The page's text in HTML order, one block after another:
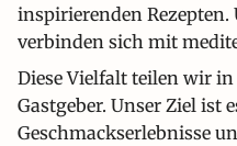
inspirierenden Rezepten.
verbinden sich mit
Diese Vielfalt teilen wir
Gastgeber. Unser Ziel ist
Geschmackserlebnisse